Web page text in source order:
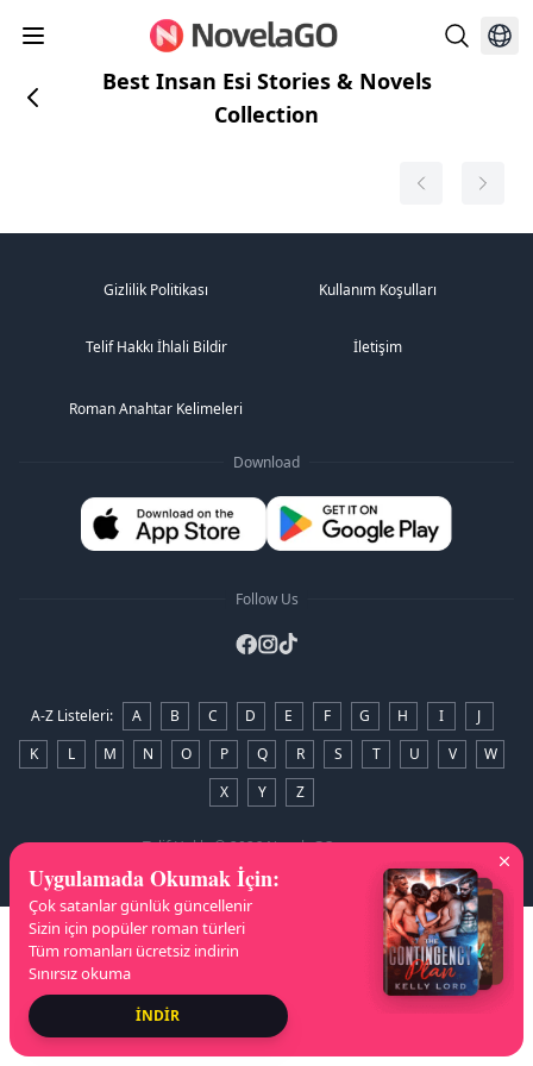
Best Insan Esi Stories & Novels
Collection
Gizlilik Politikası Kullanım Koşulları
Telif Hakkı İhlali Bildir İletişim
Roman Anahtar Kelimeleri
Download
Follow Us
A-Z Listeleri: A B C D E F G H I
J
K
L M N O P Q R S T U V
W
X
Y Z
Telif Hakkı© 2026 NovelaGO
Uygulamada Okumak İçin:
Çok satanlar günlük güncellenir
Sizin için popüler roman türleri
Tüm romanları ücretsiz indirin
Sınırsız okuma
İNDİR